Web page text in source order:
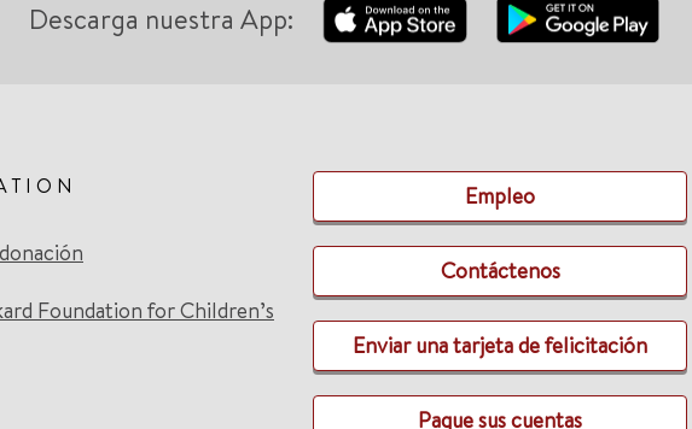
Descarga nuestra App:
Foundation for Children’s
Empleo
Contáctenos
Enviar una tarjeta de felicitación
Pague sus cuentas